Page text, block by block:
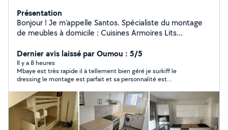
Présentation
Bonjour ! Je m'appelle Santos. Spécialiste du montage
de meubles à domicile : Cuisines Armoires Lits
Contactez-moi dès maintenant pour un devis gratuit !
Dernier avis laissé par Oumou : 5/5
Il y a 8 heures
Mbaye est très rapide il à tellement bien géré je surkiff le
dressing le montage est parfait et sa personnalité est